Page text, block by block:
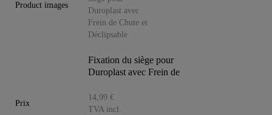
Product images
Fixation du siège pour
Duroplast avec Frein de
Prix
14,99 €
TVA incl.